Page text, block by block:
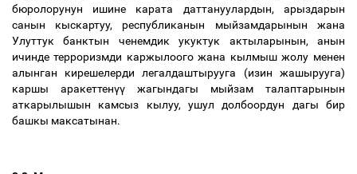
бюролорунун ишине карата даттануулардын, арыздарын
санын кыскартуу, республиканын мыйзамдарынын жана
Улуттук банктын ченемдик укуктук актыларынын, анын
ичинде терроризмди каржылоого жана кылмыш жолу менен
алынган кирешелерди легалдаштырууга (изин жашырууга)
каршы аракеттенүү жагындагы мыйзам талаптарынын
аткарылышын камсыз кылуу, ушул долбоордун дагы бир
башкы максатынан.